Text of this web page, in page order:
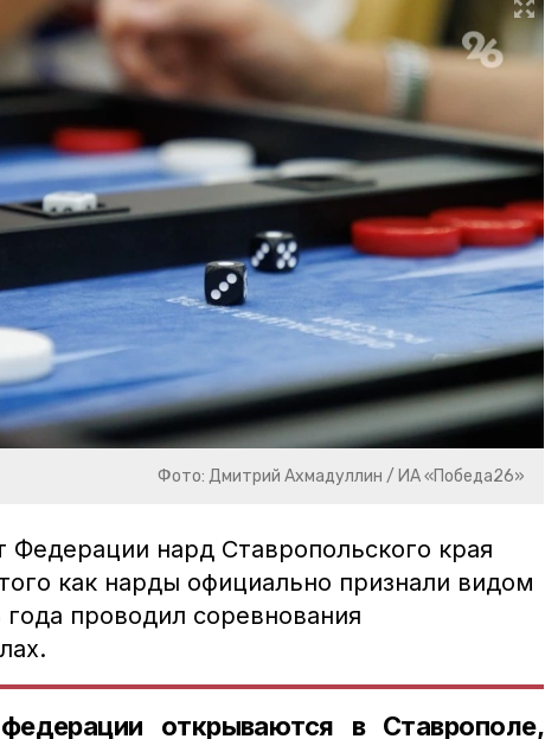
Фото: Дмитрий Ахмадуллин / ИА «Победа26»
Федерации нард Ставропольского края
как нарды официально признали видом
проводил соревнования
открываются в Ставрополе,